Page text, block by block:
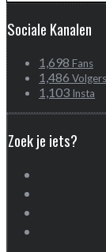
Sociale Kanalen
1,698 Fans
1,486 Volgers
1,103 Insta
Zoek je iets?